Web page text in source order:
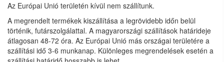
Az Európai Unió területén kívül nem szállítunk.
A megrendelt termékek kiszállítása a legrövidebb időn belül
történik, futárszolgálattal. A magyarországi szállítások határideje
átlagosan 48-72 óra. Az Európai Unió más országai területére a
szállítási idő 3-6 munkanap. Különleges megrendelések esetén a